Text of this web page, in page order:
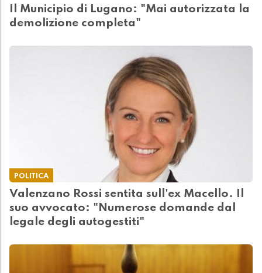
Il Municipio di Lugano: "Mai autorizzata la
demolizione completa"
POLITICA
Valenzano Rossi sentita sull'ex Macello. Il
suo avvocato: "Numerose domande dal
legale degli autogestiti"